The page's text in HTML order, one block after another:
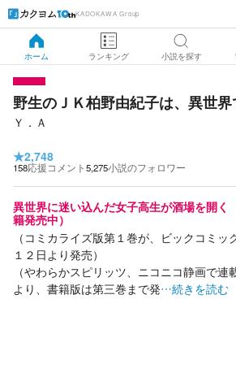
KADOKAWA Group
ホーム ランキング 小説を探す
野生のＪＫ柏野由紀子は、異世界
Ｙ．Ａ
★2,748
158応援コメント5,275小説のフォロワー
異世界に迷い込んだ女子高生が酒場を開
籍発売中）
（コミカライズ版第１巻が、ビックコミッ
１２日より発売）
（やわらかスピリッツ、ニコニコ静画で
より、書籍版は第三巻まで発…続きを読む